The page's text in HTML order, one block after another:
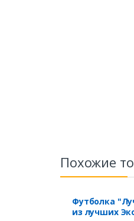
Похожие
Футболка
из лучших